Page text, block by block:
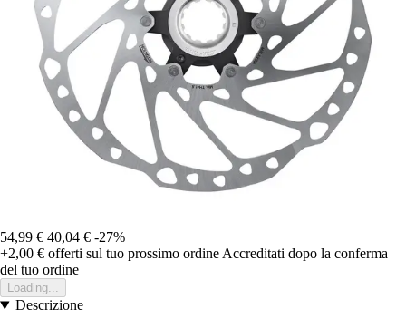
54,99 € 40,04 € -27%
+2,00 € offerti sul tuo prossimo ordine Accreditati dopo la conferma
del tuo ordine
Loading...
Descrizione